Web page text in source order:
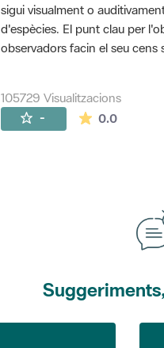
sigui visualment o
d'espècies. El punt clau per
observadors facin el seu cens
105729 Visualitzacions
- 0.0La